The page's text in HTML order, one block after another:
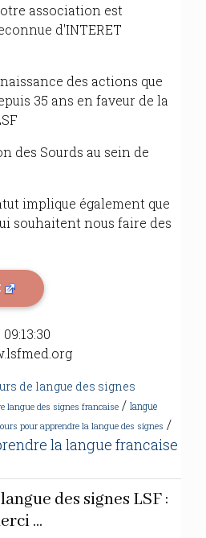
association est
d'INTERET
des actions que
35 ans en faveur de la
des Sourds au sein de
implique également que
souhaitent nous faire des
de langue des signes
langue des signes francaise / langue
pour apprendre la langue des signes /
la langue francaise
des signes LSF :
...